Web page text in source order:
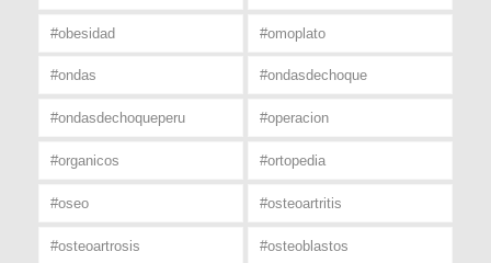
#obesidad #omoplato
#ondas #ondasdechoque
#ondasdechoqueperu #operacion
#organicos #ortopedia
#oseo #osteoartritis
#osteoartrosis #osteoblastos